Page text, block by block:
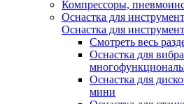
Компрессоры,
Оснастка для
Оснастка для
Смотреть весь
Оснастка для
Оснастка для
мини